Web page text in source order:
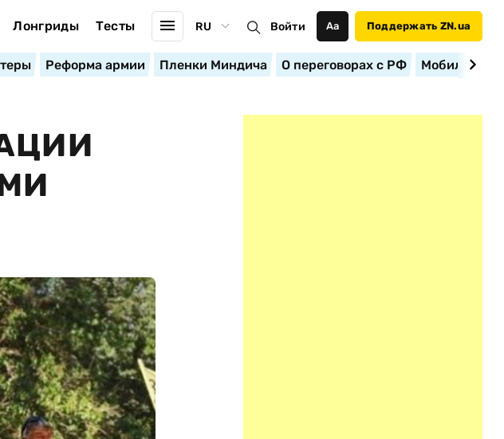
Лонгриды Тесты RU Войти Аа Поддержать ZN.ua
Реформа армии Пленки Миндича О переговорах с РФ